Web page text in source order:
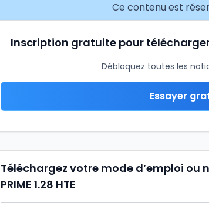
Ce contenu est
Inscription gratuite pour télécharger
Débloquez toutes les
Essayer
Téléchargez votre mode d’emploi ou
PRIME 1.28 HTE